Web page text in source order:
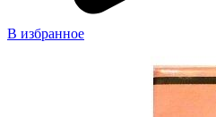
В избранное